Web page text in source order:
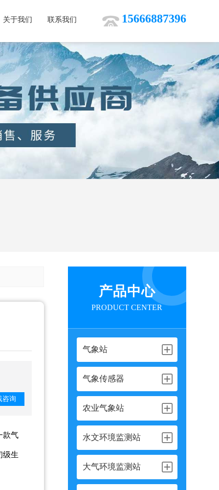
15666887396
关于我们 联系我们
产品中心
PRODUCT CENTER
气象站
气象传感器
农业气象站
水文环境监测站
大气环境监测站
咨询
款气
级生